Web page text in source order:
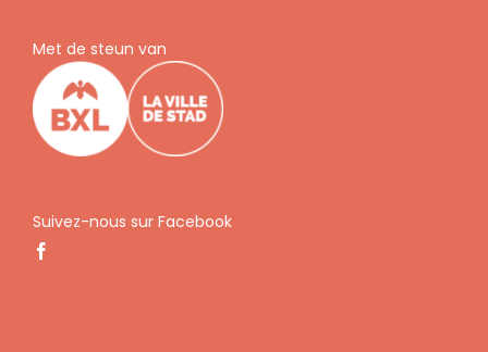
Met de steun van
Suivez-nous sur Facebook